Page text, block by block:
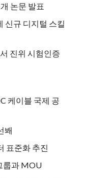
논문 발표
신규 디지털 스킬
진위 시험인증
케이블 국제 공
봬
표준화 추진
룹과 MOU